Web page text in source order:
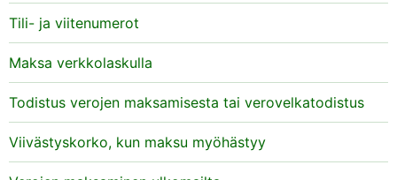
Tili- ja viitenumerot
Maksa verkkolaskulla
Todistus verojen maksamisesta tai verovelkatodistus
Viivästyskorko, kun maksu myöhästyy